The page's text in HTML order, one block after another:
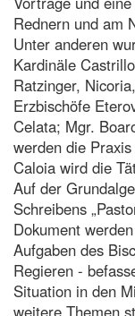
Rednern und am
Unter anderen
Kardinäle
Ratzinger,
Erzbischöfe
Celata; Mgr.
werden die
Caloia wird die
Auf der
Schreibens
Dokument
Aufgaben des
Regieren -
Situation in den
weitere Themen